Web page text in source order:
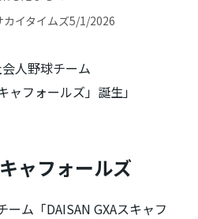
カイタイムズ5/1/2026
ャフォールズ
ム「DAISAN GXAスキャフ